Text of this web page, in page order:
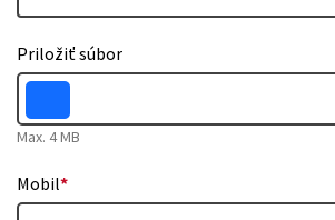
Priložiť súbor
Max. 4 MB
Mobil*